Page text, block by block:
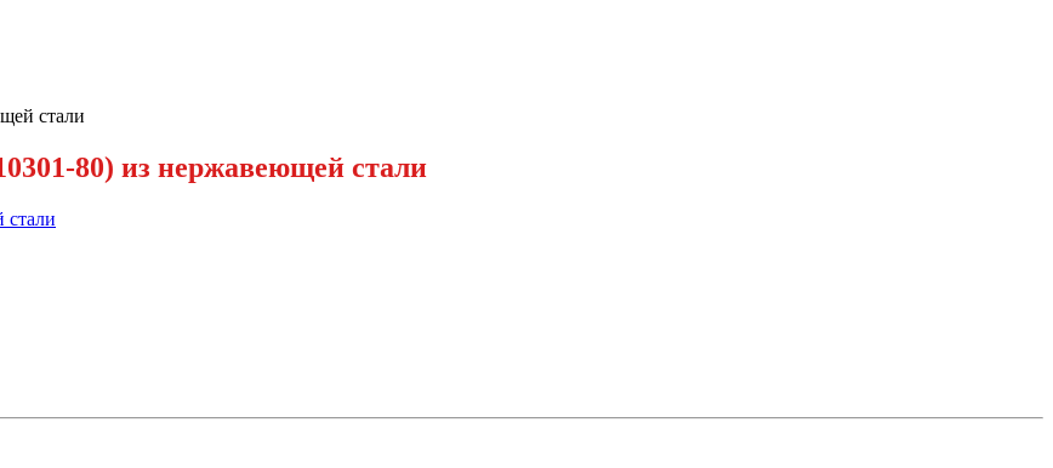
стали
80) из нержавеющей стали